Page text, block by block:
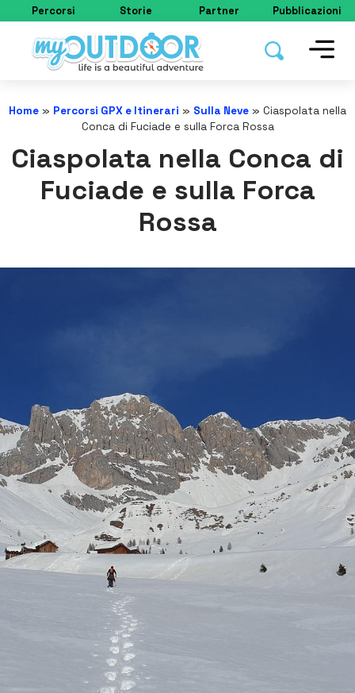
Percorsi Storie Partner Pubblicazioni
Home » Percorsi GPX e Itinerari » Sulla Neve » Ciaspolata nella
Conca di Fuciade e sulla Forca Rossa
Ciaspolata nella Conca di
Fuciade e sulla Forca
Rossa